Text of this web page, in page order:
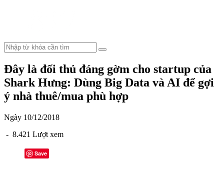
Đây là đối thủ đáng gờm cho startup của
Shark Hưng: Dùng Big Data và AI để gợi
ý nhà thuê/mua phù hợp
Ngày 10/12/2018
- 8.421 Lượt xem
Save